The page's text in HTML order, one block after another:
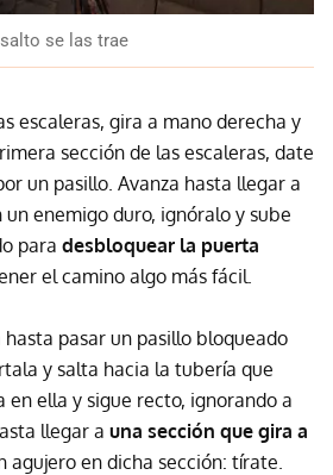
se las trae
escaleras, gira a mano derecha y
sección de las escaleras, date
un pasillo. Avanza hasta llegar a
enemigo duro, ignóralo y sube
para desbloquear la puerta
el camino algo más fácil.
hasta pasar un pasillo bloqueado
y salta hacia la tubería que
en ella y sigue recto, ignorando a
llegar a una sección que gira a
agujero en dicha sección: tírate.